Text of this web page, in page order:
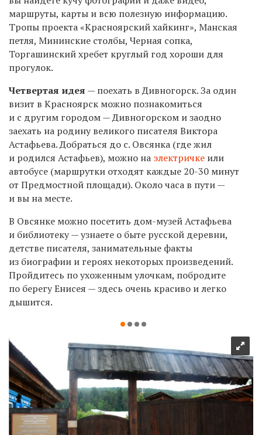
маршруты, карты и всю полезную информацию.
Тропы проекта «Красноярский хайкинг», Манская
петля, Мининские столбы, Черная сопка,
Торгашинский хребет круглый год хороши для
прогулок.
Четвертая идея — поехать в Дивногорск.За один
визит в Красноярск можно познакомиться
и с другим городом — Дивногорском и заодно
заехать на родину великого писателя Виктора
Астафьева. Добраться до с. Овсянка (где жил
и родился Астафьев), можно на электричке или
автобусе (маршрутки отходят каждые 20-30 минут
от Предмостной площади). Около часа в пути —
и вы на месте.
В Овсянке можно посетить дом-музей Астафьева
и библиотеку — узнаете о быте русской деревни,
детстве писателя, занимательные факты
из биографии и героях некоторых произведений.
Пройдитесь по ухоженным улочкам, побродите
по берегу Енисея — здесь очень красиво и легко
дышится.